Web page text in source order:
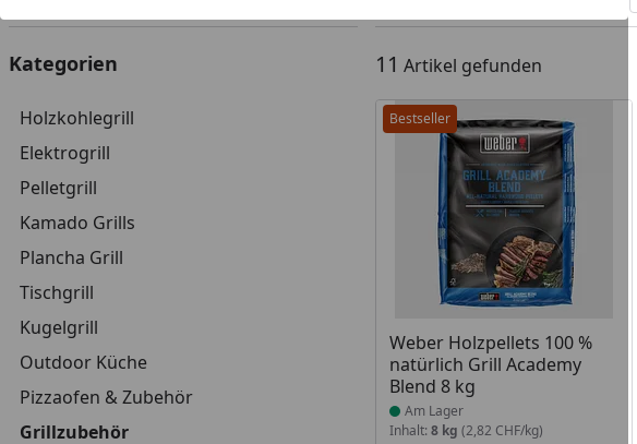
Kategorien
Holzkohlegrill
Elektrogrill
Pelletgrill
Kamado Grills
Plancha Grill
Tischgrill
Kugelgrill
Outdoor Küche
Pizzaofen & Zubehör
Grillzubehör
11 Artikel gefunden
Bestseller
Weber Holzpellets 100 %
natürlich Grill Academy
Blend 8 kg
Produkt am Lager
Am Lager
Inhalt: 8 kg (2,82 CHF/kg)